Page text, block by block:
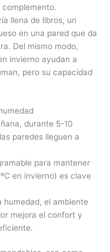
complemento.
llena de libros, un
en una pared que da
Del mismo modo,
invierno ayudan a
pero su capacidad
durante 5-10
paredes lleguen a
para mantener
en invierno) es clave
humedad, el ambiente
mejora el confort y